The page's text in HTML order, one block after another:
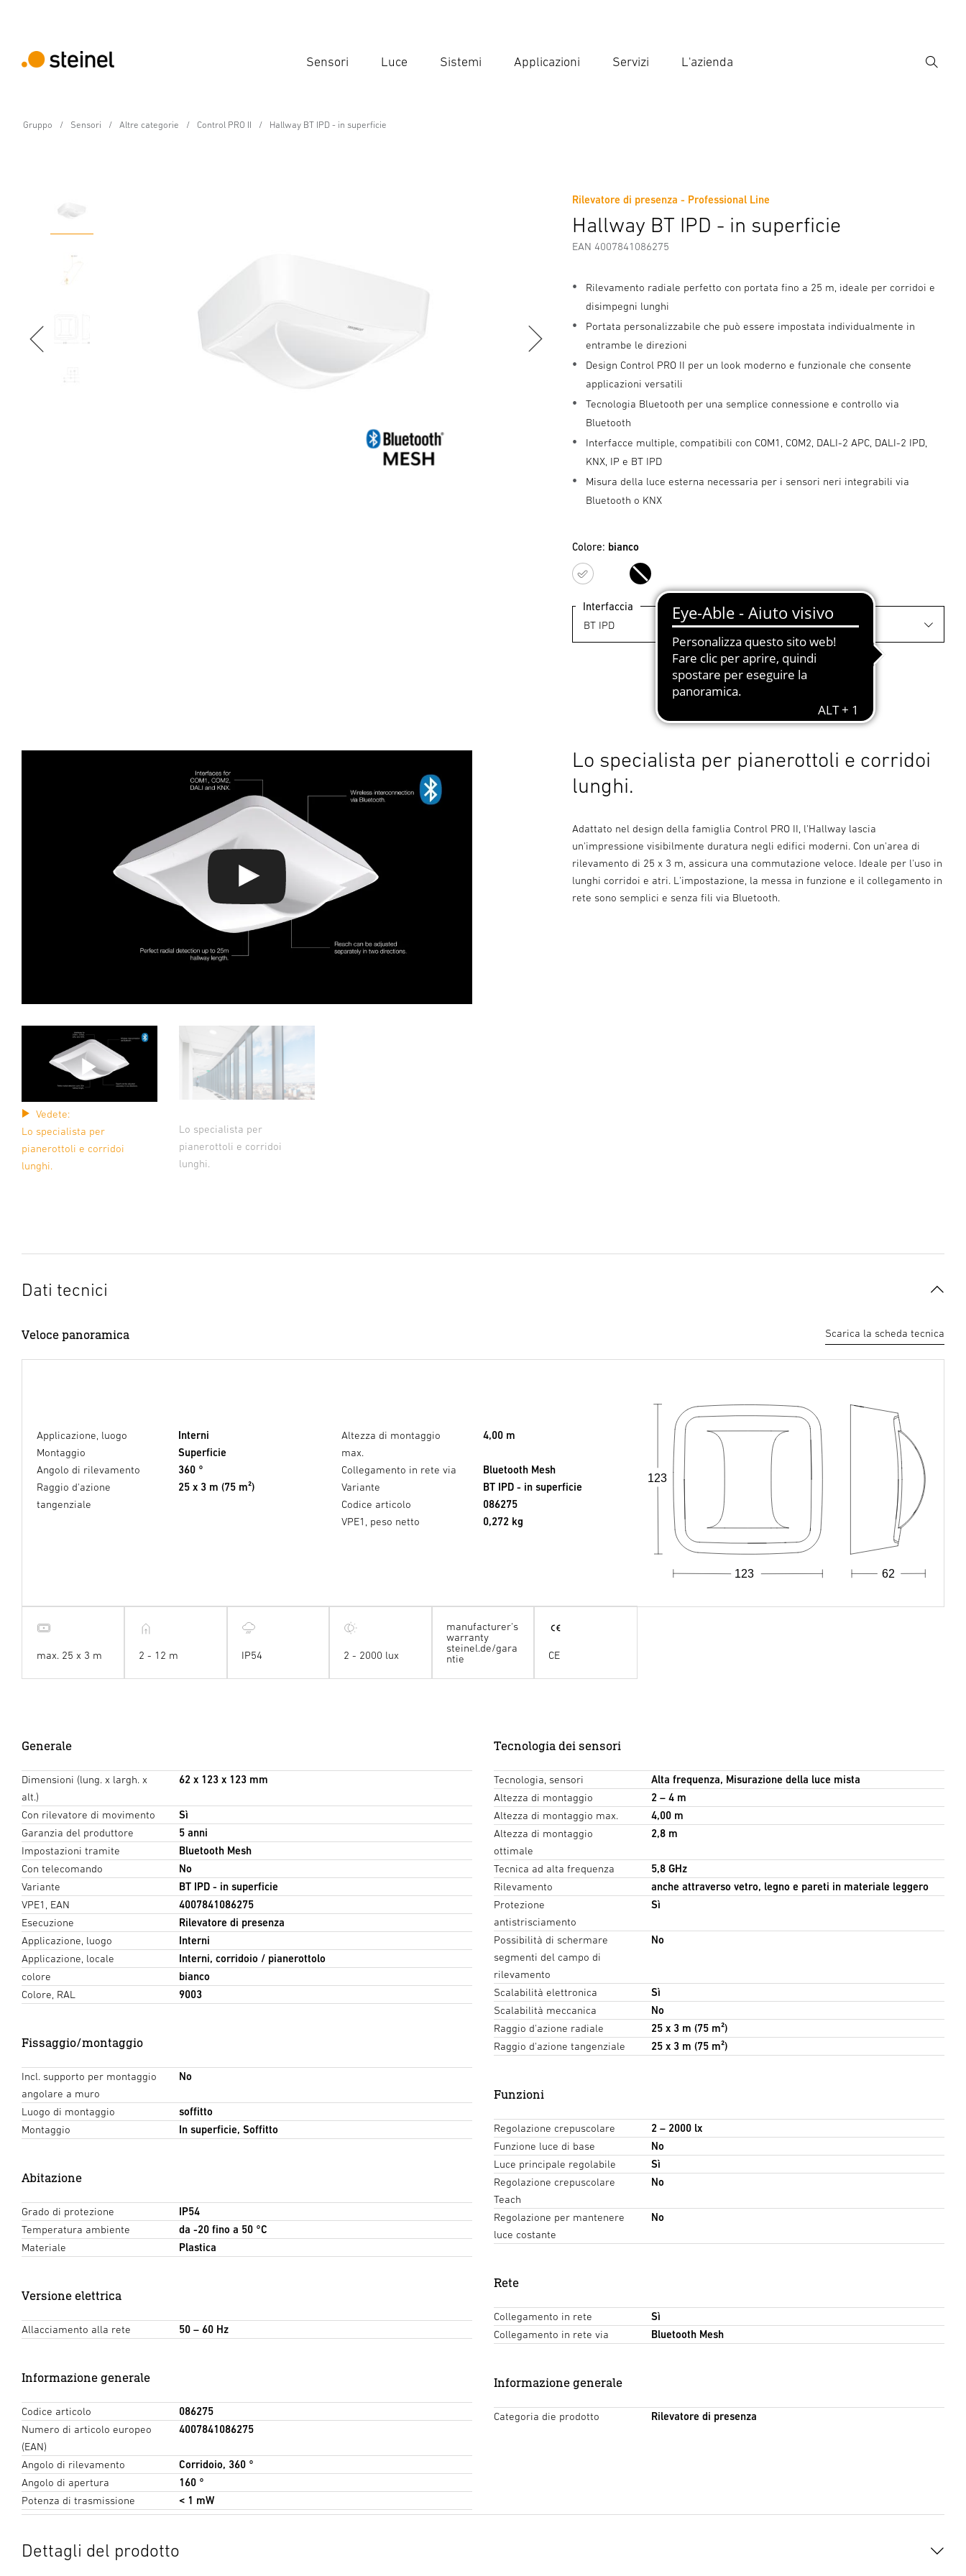
Sensori Luce Sistemi Applicazioni Servizi L'azienda
Ricerca
Gruppo Sensori Altre categorie Control PRO II Hallway BT IPD - in superficie
Rilevatore di presenza - Professional Line
Hallway BT IPD - in superficie
EAN 4007841086275
Rilevamento radiale perfetto con portata fino a 25 m, ideale per corridoi e
disimpegni lunghi
Portata personalizzabile che può essere impostata individualmente in
entrambe le direzioni
Design Control PRO II per un look moderno e funzionale che consente
applicazioni versatili
Tecnologia Bluetooth per una semplice connessione e controllo via
Bluetooth
Interfacce multiple, compatibili con COM1, COM2, DALI-2 APC, DALI-2 IPD,
KNX, IP e BT IPD
Misura della luce esterna necessaria per i sensori neri integrabili via
Bluetooth o KNX
Colore: bianco
bianconero
Interfaccia Montaggio
Caratteristiche Informazioni sul produttore
Vedete:
Lo specialista per
pianerottoli e corridoi
lunghi.
Lo specialista per
pianerottoli e corridoi
lunghi.
Lo specialista per pianerottoli e corridoi
lunghi.
Adattato nel design della famiglia Control PRO II, l'Hallway lascia
un'impressione visibilmente duratura negli edifici moderni. Con un'area di
rilevamento di 25 x 3 m, assicura una commutazione veloce. Ideale per l'uso in
lunghi corridoi e atri. L'impostazione, la messa in funzione e il collegamento in
rete sono semplici e senza fili via Bluetooth.
Dati tecnici
Veloce panoramica Scarica la scheda tecnica
Applicazione, luogo
Interni
Montaggio
Superficie
Angolo di rilevamento
360 °
Raggio d'azione
tangenziale
25 x 3 m (75 m²)
Altezza di montaggio
max.
4,00 m
Collegamento in rete via
Bluetooth Mesh
Variante
BT IPD - in superficie
Codice articolo
086275
VPE1, peso netto
0,272 kg
62
123
123
max. 25 x 3 m 2 - 12 m IP54 2 - 2000 lux
manufacturer's
warranty
steinel.de/gara
ntie
CE
Generale
Dimensioni (lung. x largh. x
alt.)
62 x 123 x 123 mm
Con rilevatore di movimento
Sì
Garanzia del produttore
5 anni
Impostazioni tramite
Bluetooth Mesh
Con telecomando
No
Variante
BT IPD - in superficie
VPE1, EAN
4007841086275
Esecuzione
Rilevatore di presenza
Applicazione, luogo
Interni
Applicazione, locale
Interni, corridoio / pianerottolo
colore
bianco
Colore, RAL
9003
Fissaggio/montaggio
Incl. supporto per montaggio
angolare a muro
No
Luogo di montaggio
soffitto
Montaggio
In superficie, Soffitto
Abitazione
Grado di protezione
IP54
Temperatura ambiente
da -20 fino a 50 °C
Materiale
Plastica
Versione elettrica
Allacciamento alla rete 50 – 60 Hz
Informazione generale
Codice articolo
086275
Numero di articolo europeo
(EAN)
4007841086275
Angolo di rilevamento
Corridoio, 360 °
Angolo di apertura
160 °
Potenza di trasmissione
< 1 mW
Tecnologia dei sensori
Tecnologia, sensori
Alta frequenza, Misurazione della luce mista
Altezza di montaggio
2 – 4 m
Altezza di montaggio max.
4,00 m
Altezza di montaggio
ottimale
2,8 m
Tecnica ad alta frequenza
5,8 GHz
Rilevamento
anche attraverso vetro, legno e pareti in materiale leggero
Protezione
antistrisciamento
Sì
Possibilità di schermare
segmenti del campo di
rilevamento
No
Scalabilità elettronica
Sì
Scalabilità meccanica
No
Raggio d'azione radiale
25 x 3 m (75 m²)
Raggio d'azione tangenziale
25 x 3 m (75 m²)
Funzioni
Regolazione crepuscolare
2 – 2000 lx
Funzione luce di base
No
Luce principale regolabile
Sì
Regolazione crepuscolare
Teach
No
Regolazione per mantenere
luce costante
No
Rete
Collegamento in rete
Sì
Collegamento in rete via
Bluetooth Mesh
Informazione generale
Categoria die prodotto Rilevatore di presenza
Dettagli del prodotto